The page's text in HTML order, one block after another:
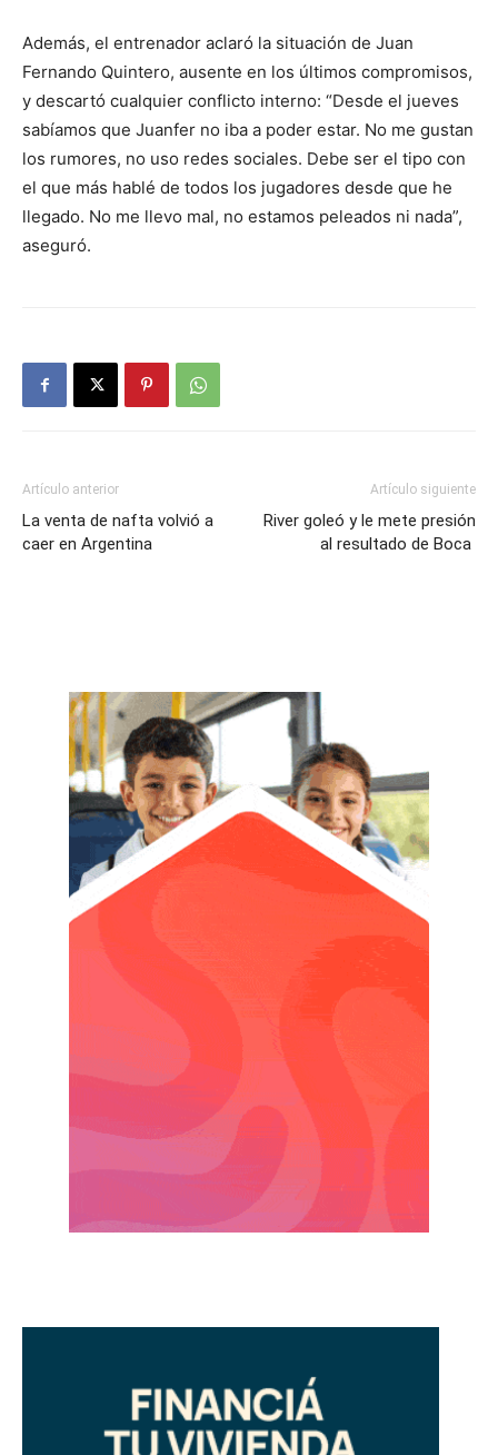
Además, el entrenador aclaró la situación de Juan
Fernando Quintero, ausente en los últimos compromisos,
y descartó cualquier conflicto interno: “Desde el jueves
sabíamos que Juanfer no iba a poder estar. No me gustan
los rumores, no uso redes sociales. Debe ser el tipo con
el que más hablé de todos los jugadores desde que he
llegado. No me llevo mal, no estamos peleados ni nada”,
aseguró.
Artículo anterior
La venta de nafta volvió a
caer en Argentina
Artículo siguiente
River goleó y le mete presión
al resultado de Boca